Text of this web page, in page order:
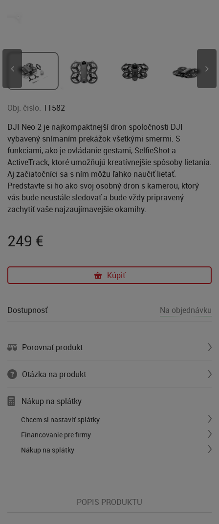
Obj. čislo: 11582
DJI Neo 2 je najkompaktnejší dron spoločnosti DJI
vybavený snímaním prekážok všetkými smermi. S
funkciami, ako je ovládanie gestami, SelfieShot a
ActiveTrack, ktoré umožňujú kreatívnejšie spôsoby lietania.
Aj začiatočníci sa s ním môžu ľahko naučiť lietať.
Predstavte si ho ako svoj osobný dron s kamerou, ktorý
vás bude neustále sledovať a bude vždy pripravený
zachytiť vaše najzaujímavejšie okamihy.
249 €
Kúpiť
Dostupnosť Na objednávku
Porovnať produkt
Otázka na produkt
Nákup na splátky
Chcem si nastaviť splátky
Financovanie pre firmy
Nákup na splátky
POPIS PRODUKTU